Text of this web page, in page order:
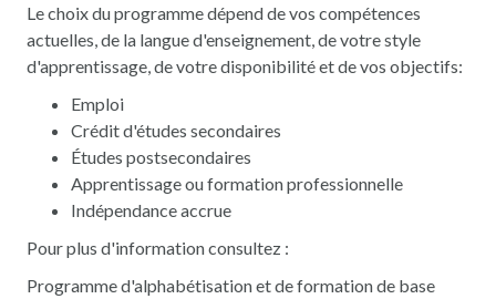
Le choix du programme dépend de vos compétences
actuelles, de la langue d'enseignement, de votre style
d'apprentissage, de votre disponibilité et de vos objectifs:
Emploi
Crédit d'études secondaires
Études postsecondaires
Apprentissage ou formation professionnelle
Indépendance accrue
Pour plus d'information consultez :
Programme d'alphabétisation et de formation de base